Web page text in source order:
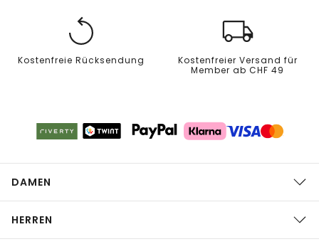
Kostenfreie Rücksendung
Kostenfreier Versand für
Member ab CHF 49
DAMEN
HERREN